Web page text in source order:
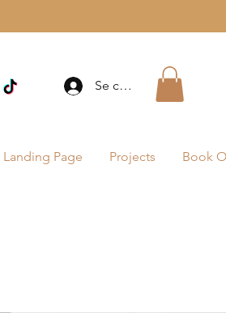
Se connecter
Landing Page Projects Book